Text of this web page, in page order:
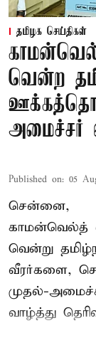
தமிழக செய்திகள்
வென்ற
அமைச்சர்
Published on: 05
சென்னை,
காமன்வெல்த்
வென்று
வீரர்களை,
முதல்-
வாழ்த்து